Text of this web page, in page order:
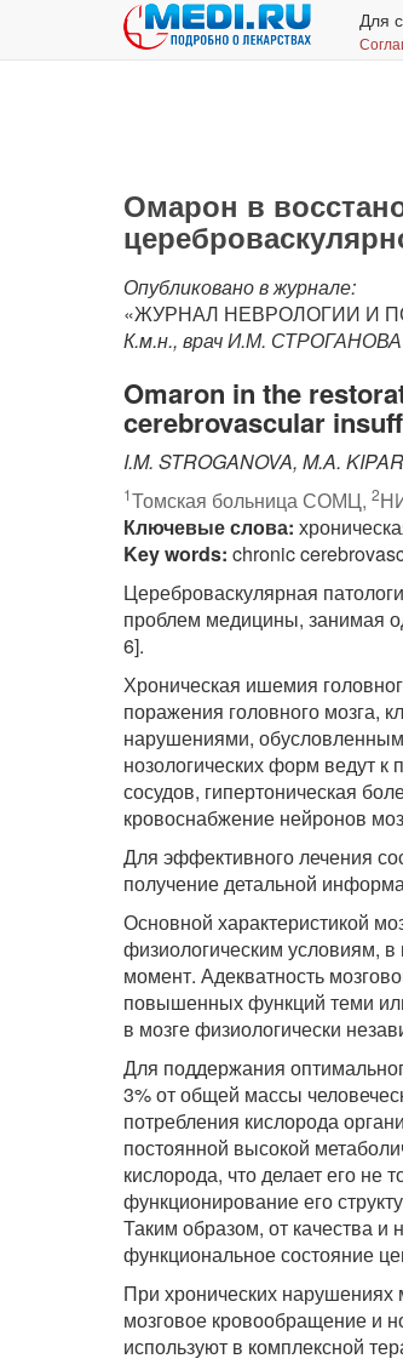
Для
Омарон в
Опубликовано в журнале:
«ЖУРНАЛ НЕВРОЛОГИИ И
К.м.н., врач И.М. СТРОГАНОВА
Omaron in the
cerebrovascular
I.M. STROGANOVA, M.A.
1Томская больница СОМЦ, 2
Ключевые слова:
Key words: chronic
Цереброваскулярная
проблем медицины, занимая
6].
Хроническая ишемия
поражения головного мозга,
нарушениями,
нозологических форм ведут
сосудов, гипертоническая
кровоснабжение нейронов
Для эффективного лечения
получение детальной
Основной характеристикой
физиологическим условиям,
момент. Адекватность
повышенных функций теми
в мозге физиологически
Для поддержания
3% от общей массы
потребления кислорода
постоянной высокой
кислорода, что делает его не
функционирование его
Таким образом, от качества и
функциональное состояние
При хронических
мозговое кровообращение и
используют в комплексной